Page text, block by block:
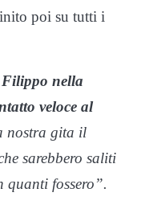
poi su tutti i
Filippo nella
veloce al
nostra gita il
sarebbero saliti
quanti fossero”.